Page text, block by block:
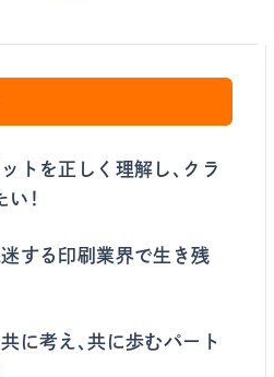
トを正しく理解し、クラ
！
する印刷業界で生き残
に考え、共に歩むパート